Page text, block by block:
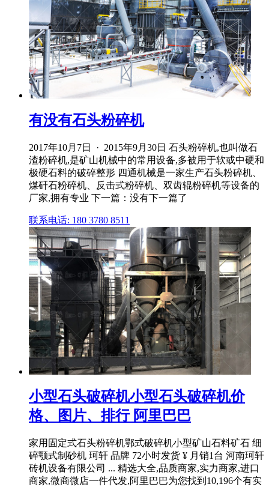
有没有石头粉碎机
2017年10月7日 · 2015年9月30日 石头粉碎机,也叫做石
渣粉碎机,是矿山机械中的常用设备,多被用于软或中硬和
极硬石料的破碎整形 四通机械是一家生产石头粉碎机、
煤矸石粉碎机、反击式粉碎机、双齿辊粉碎机等设备的
厂家,拥有专业 下一篇：没有下一篇了
联系电话: 180 3780 8511
小型石头破碎机小型石头破碎机价
格、图片、排行 阿里巴巴
家用固定式石头粉碎机鄂式破碎机小型矿山石料矿石 细
碎颚式制砂机 珂轩 品牌 72小时发货 ¥ 月销1台 河南珂轩
砖机设备有限公司 ... 精选大全,品质商家,实力商家,进口
商家,微商微店一件代发,阿里巴巴为您找到10,196个有实